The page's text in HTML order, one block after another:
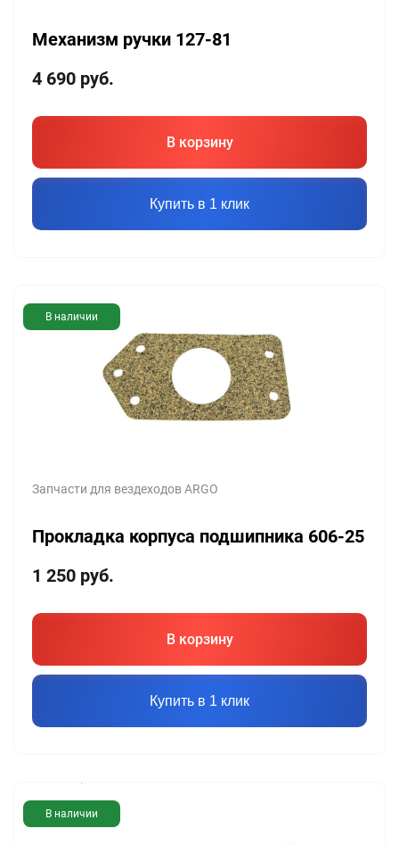
Механизм ручки 127-81
4 690 руб.
В корзину
Купить в 1 клик
В наличии
Запчасти для вездеходов ARGO
Прокладка корпуса подшипника 606-25
1 250 руб.
В корзину
Купить в 1 клик
В наличии